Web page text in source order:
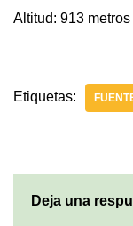
Altitud: 913 metros
Etiquetas:
Deja una